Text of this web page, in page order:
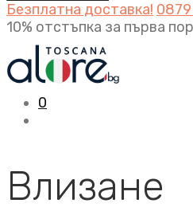
Безплатна доставка!
10% отстъпка за първа
0
Влизане